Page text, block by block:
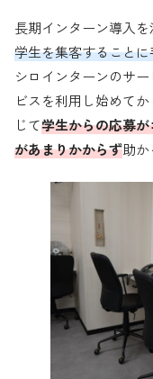
長期インターン導入を
学生を集客すること
シロインターンのサ
ビスを利用し始めて
じて学生からの応募
があまりかからず助か